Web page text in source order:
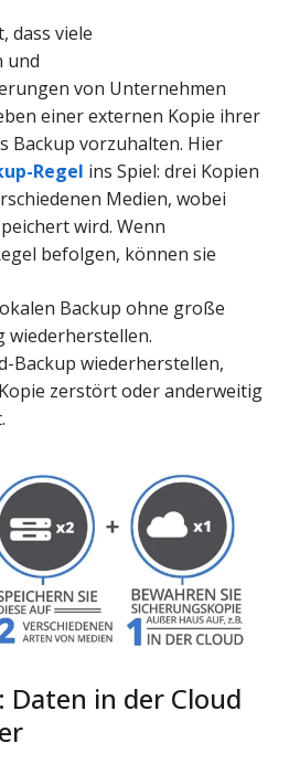
dass viele
und
von Unternehmen
einer externen Kopie ihrer
Backup vorzuhalten. Hier
Regel ins Spiel: drei Kopien
Medien, wobei
wird. Wenn
befolgen, können sie
Backup ohne große
wiederherstellen.
Backup wiederherstellen,
zerstört oder anderweitig
in der Cloud